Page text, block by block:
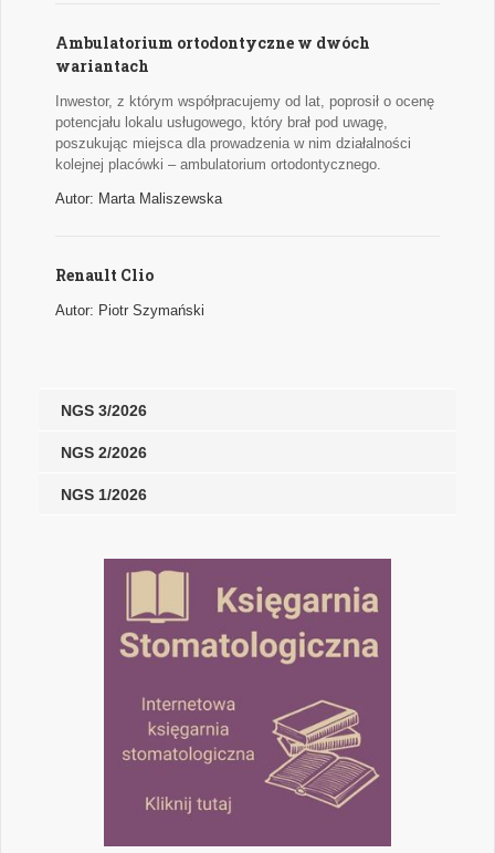
Ambulatorium ortodontyczne w dwóch
wariantach
Inwestor, z którym współpracujemy od lat, poprosił o ocenę
potencjału lokalu usługowego, który brał pod uwagę,
poszukując miejsca dla prowadzenia w nim działalności
kolejnej placówki – ambulatorium ortodontycznego.
Autor: Marta Maliszewska
Renault Clio
Autor: Piotr Szymański
NGS 3/2026
NGS 2/2026
NGS 1/2026